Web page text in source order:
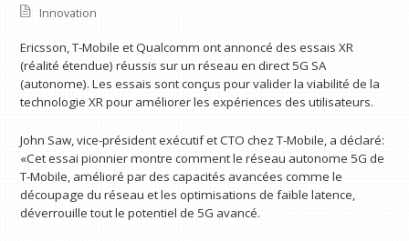
Innovation
Ericsson, T-Mobile et Qualcomm ont annoncé des essais XR
(réalité étendue) réussis sur un réseau en direct 5G SA
(autonome). Les essais sont conçus pour valider la viabilité de la
technologie XR pour améliorer les expériences des utilisateurs.
John Saw, vice-président exécutif et CTO chez T-Mobile, a déclaré:
«Cet essai pionnier montre comment le réseau autonome 5G de
T-Mobile, amélioré par des capacités avancées comme le
découpage du réseau et les optimisations de faible latence,
déverrouille tout le potentiel de 5G avancé.